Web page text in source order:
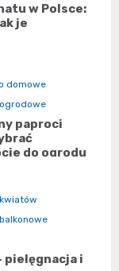
w Polsce:
je
domowe
paproci
do ogrodu
pielęgnacja i